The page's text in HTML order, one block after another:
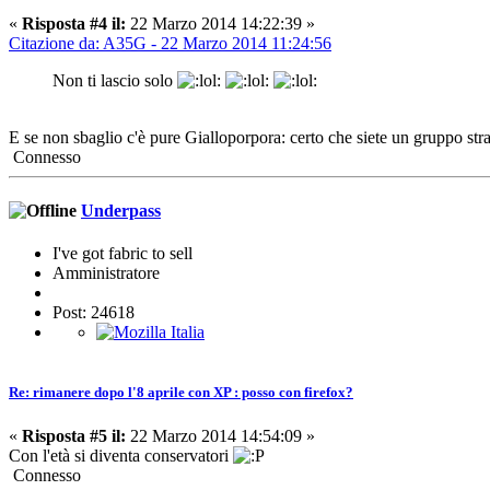
« Risposta #4 il: 22 Marzo 2014 14:22:39 »
Citazione da: A35G - 22 Marzo 2014 11:24:56
Non ti lascio solo
E se non sbaglio c'è pure Gialloporpora: certo che siete un gruppo
Connesso
Underpass
I've got fabric to sell
Amministratore
Post: 24618
Re: rimanere dopo l'8 aprile con XP : posso con firefox?
« Risposta #5 il: 22 Marzo 2014 14:54:09 »
Con l'età si diventa conservatori
Connesso